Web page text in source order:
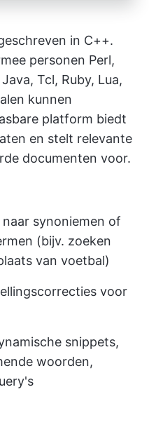
in C++.
personen Perl,
Tcl, Ruby, Lua,
kunnen
platform biedt
en stelt relevante
documenten voor.
synoniemen of
(bijv. zoeken
van voetbal)
voor
snippets,
woorden,